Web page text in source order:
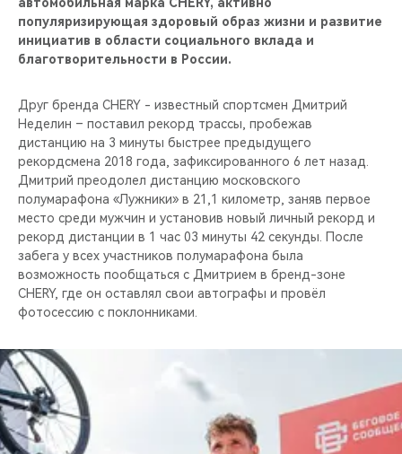
НОВИНКИ
CHERY CONNECT
ЛЮДИ CHERY
CHERY REMOTE
CHERY И СПОРТ
НАШИ МЕРОПРИЯТИЯ
ВИДЕООБЗОРЫ
CHERY ДЛЯ ДЕТЕЙ
популяризирующая здоровый образ жизни и развитие
инициатив в области социального вклада и
благотворительности в России.
Друг бренда CHERY - известный спортсмен Дмитрий
Неделин – поставил рекорд трассы, пробежав
дистанцию на 3 минуты быстрее предыдущего
рекордсмена 2018 года, зафиксированного 6 лет назад.
Дмитрий преодолел дистанцию московского
полумарафона «Лужники» в 21,1 километр, заняв первое
место среди мужчин и установив новый личный рекорд и
рекорд дистанции в 1 час 03 минуты 42 секунды. После
забега у всех участников полумарафона была
возможность пообщаться с Дмитрием в бренд-зоне
CHERY, где он оставлял свои автографы и провёл
фотосессию с поклонниками.